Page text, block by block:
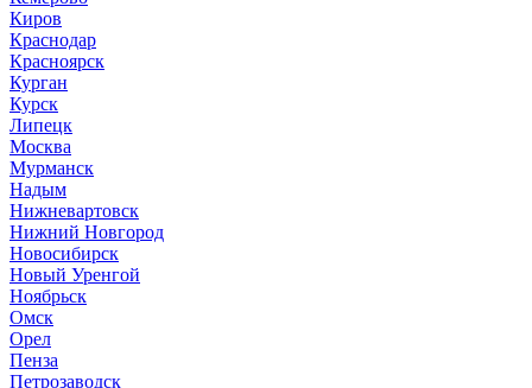
Киров
Краснодар
Красноярск
Курган
Курск
Липецк
Москва
Мурманск
Надым
Нижневартовск
Нижний Новгород
Новосибирск
Новый Уренгой
Ноябрьск
Омск
Орел
Пенза
Петрозаводск